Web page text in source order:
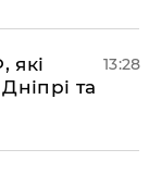
які
та
13:28